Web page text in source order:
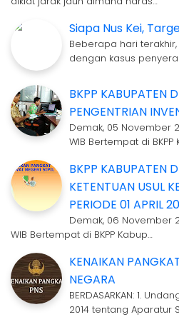
Siapa Nus Kei,
Beberapa hari
dengan kasus
BKPP KABUPATEN
PENGENTRIAN
Demak, 05 November
WIB Bertempat di
BKPP KABUPATEN
KETENTUAN USUL
PERIODE 01 APRIL
Demak, 06 November
WIB Bertempat di BKPP Kabup…
KENAIKAN
NEGARA
BERDASARKAN: 1.
2014 tentang Aparatur